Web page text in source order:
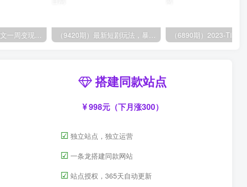
（8409期）几篇图文一周变现1500＋，深度拆解面试掘金项目，小白轻松上手 （9420期）最新短剧玩法，暴力变现日入1000+私域零成本操作，全程干货（附1400G短剧）
搭建同款站点
998元（下月涨300）
☑ 独立站点，独立运营
☑ 一条龙搭建同款网站
☑ 站点授权，365天自动更新